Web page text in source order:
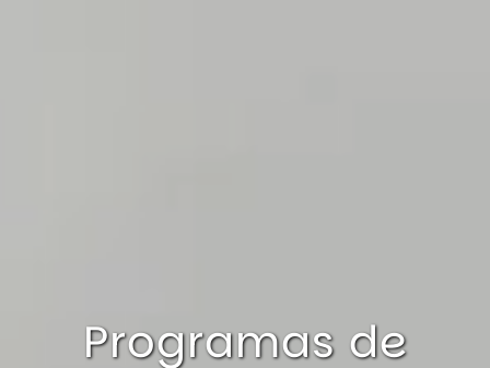
Programas de